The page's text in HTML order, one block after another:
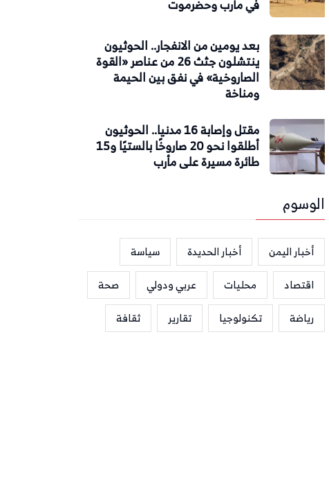
في مأرب وحضرموت
بعد يومين من الانفجار.. الحوثيون
ينتشلون جثث 26 من عناصر «القوة
الصاروخية» في نفق بين الحيمة
ومناخة
مقتل وإصابة 16 مدنيا.. الحوثيون
أطلقوا نحو 20 صاروخًا بالستيًا و15
طائرة مسيرة على مأرب
الوسوم
أخبار اليمن أخبار الحديدة
سياسة
اقتصاد
محليات عربي ودولي
صحة
رياضة
تكنولوجيا تقارير ثقافة